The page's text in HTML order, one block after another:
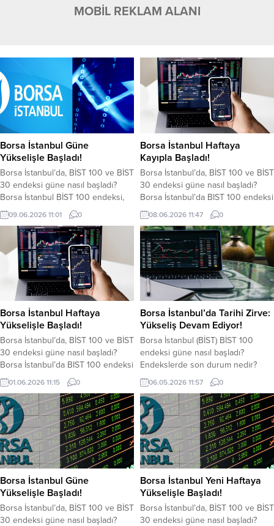
MOBİL REKLAM ALANI
Borsa İstanbul Güne
Yükselişle Başladı!
Borsa İstanbul’da, BİST 100 ve BİST
30 endeksi güne nasıl başladı?
Borsa İstanbul BİST 100 endeksi,
haftanın ikinci gününde yükselişle
başladı. BİST 100 endeksi yeni
güne yüzde 0,29 artış sağlayarak
13.900,27 puandan başladı. BİST
100 endeksi, dün kapanışı
13.860,59 puandan yaptı. BİST 100
endeksi, saat 10.58 itibariyle
13.815,03 puandan işlem...
09.06.2026 11:01 0
Borsa İstanbul Haftaya
Kayıpla Başladı!
Borsa İstanbul’da, BİST 100 ve BİST
30 endeksi güne nasıl başladı?
Borsa İstanbul’da BIST 100 endeksi
haftanın ilk işlem gününde düşüşle
başladı. BIST 100 endeksi, açılışta
yaklaşık yüzde 0,76 puan azalarak
13.590,16 puandan başladı. BİST
100 endeksi, cuma günü kapanışı
13.694,19 puandan yaptı. BİST 100
endeksi, saat 11.43 itibariyle
13.706,56...
08.06.2026 11:47 0
Borsa İstanbul Haftaya
Yükselişle Başladı!
Borsa İstanbul’da, BİST 100 ve BİST
30 endeksi güne nasıl başladı?
Borsa İstanbul’da BIST 100 endeksi
haftanın ilk işlem gününe yükselişle
başladı. BIST 100 endeksi açılışta
yaklaşık yüzde 0,44 artış
sağlayarak 13.722,47 puandan
başladı. BİST 100 endeksi, salı
günü kapanışı 1.64 kayıpla
13.662,75 puandan yaptı. BİST 100
endeksi, saat 11.11...
01.06.2026 11:15 0
Borsa İstanbul’da Tarihi Zirve:
Yükseliş Devam Ediyor!
Borsa İstanbul (BİST) BİST 100
endeksi güne nasıl başladı?
Endekslerde son durum nedir?
Borsa İstanbul’da BİST 100 endeksi
ve BİST 30 endeksi haftanın
üçüncü işlem gününe yükselişle
başladı. BİST 100 endeksi yeni
güne yüzde 1.25 ve 181,49 puan
artış sağlayarak 14.677,26 puandan
başladı. BİST 100 endeksi, bir
önceki gün kapanışı...
06.05.2026 11:57 0
Borsa İstanbul Güne
Yükselişle Başladı!
Borsa İstanbul’da, BİST 100 ve BİST
30 endeksi güne nasıl başladı?
Borsa İstanbul Yeni Haftaya
Yükselişle Başladı!
Borsa İstanbul’da, BİST 100 ve BİST
30 endeksi güne nasıl başladı?